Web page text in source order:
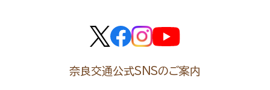
奈良交通公式SNSのご案内